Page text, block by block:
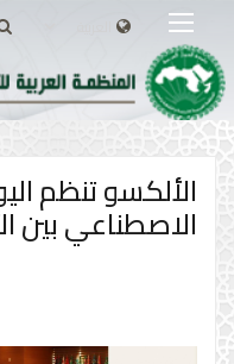
الألكسو تنظم
الاصطناعي بين